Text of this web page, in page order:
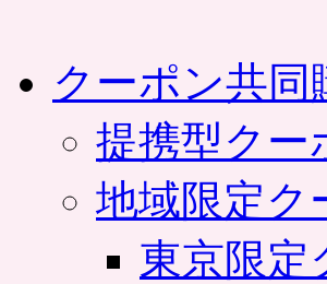
クーポン共同
提携型クー
地域限定ク
東京限定